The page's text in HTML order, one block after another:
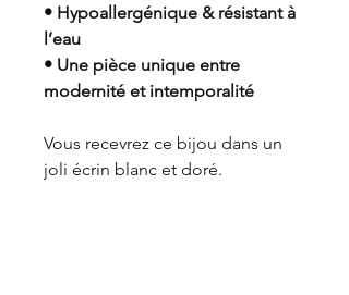
• Hypoallergénique & résistant à
l’eau
• Une pièce unique entre
modernité et intemporalité
Vous recevrez ce bijou dans un
joli écrin blanc et doré.